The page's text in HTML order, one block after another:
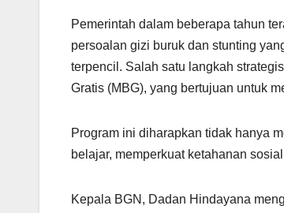
Pemerintah dalam beberapa tahun
persoalan gizi buruk dan stunting
terpencil. Salah satu langkah
Gratis (MBG), yang bertujuan untuk
Program ini diharapkan tidak hanya
belajar, memperkuat ketahanan
Kepala BGN, Dadan Hindayana